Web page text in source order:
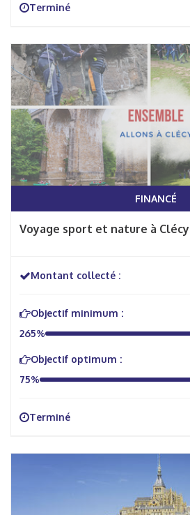
Terminé
FINANCÉ
Voyage sport et nature à Clécy
Montant collecté :
Objectif minimum :
265%
Objectif optimum :
75%
Terminé